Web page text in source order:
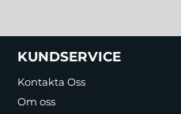
Sidfot Blandad
KUNDSERVICE
Kontakta Oss
Om oss